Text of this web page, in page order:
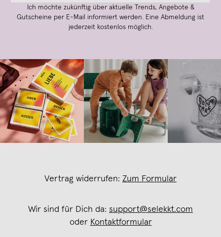
Ich möchte zukünftig über aktuelle Trends, Angebote &
Gutscheine per E-Mail informiert werden. Eine Abmeldung ist
jederzeit kostenlos möglich.
Vertrag widerrufen: Zum Formular
Wir sind für Dich da: support@selekkt.com
oder Kontaktformular